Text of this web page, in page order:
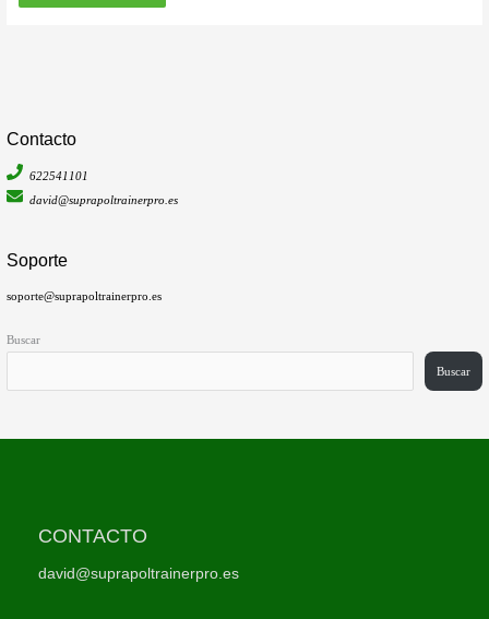
Contacto
622541101
david@suprapoltrainerpro.es
Soporte
soporte@suprapoltrainerpro.es
Buscar
Buscar
CONTACTO
david@suprapoltrainerpro.es